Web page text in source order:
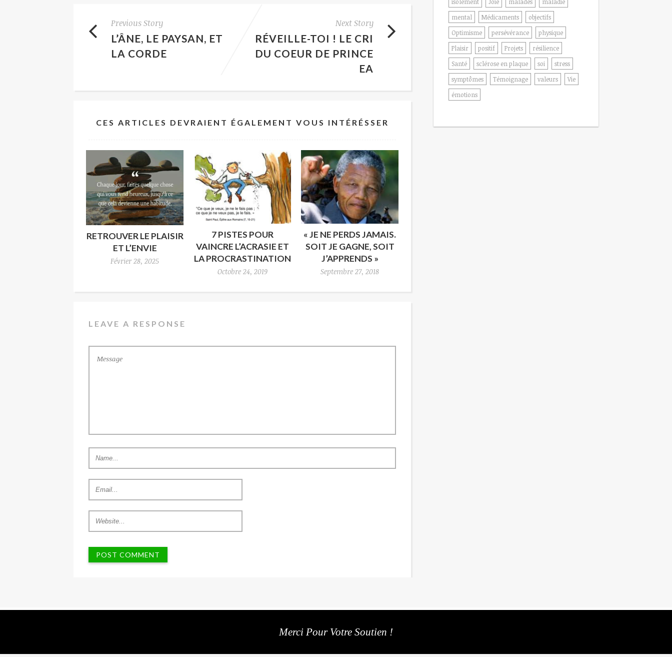
Previous Story
L’ÂNE, LE PAYSAN, ET
LA CORDE
Next Story
RÉVEILLE-TOI ! LE CRI
DU COEUR DE PRINCE
EA
CES ARTICLES DEVRAIENT ÉGALEMENT VOUS INTÉRÉSSER
RETROUVER LE PLAISIR
ET L’ENVIE
Février 28, 2025
7 PISTES POUR
VAINCRE L’ACRASIE ET
LA PROCRASTINATION
Octobre 24, 2019
« JE NE PERDS JAMAIS.
SOIT JE GAGNE, SOIT
J’APPRENDS »
Septembre 27, 2018
LEAVE A RESPONSE
mental
Médicaments
objectifs
Optimisme
persévérance
physique
Plaisir
positif Projets
résilience
Santé
sclérose en plaque soi
stress
symptômes
Témoignage valeurs
Vie
émotions
Merci Pour Votre Soutien !